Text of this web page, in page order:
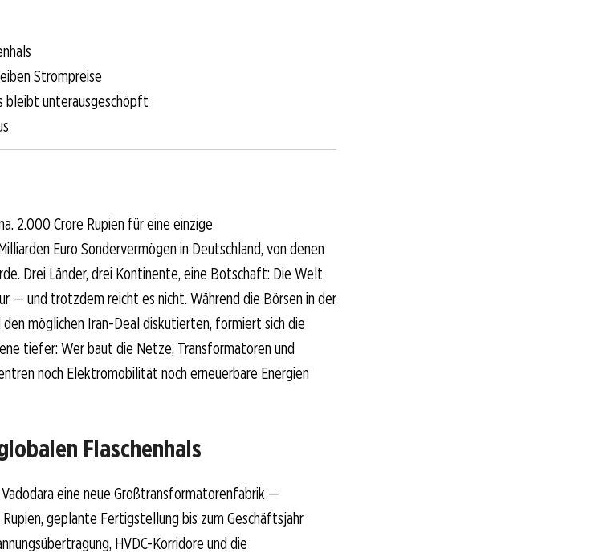
Strompreise
bleibt unterausgeschöpft
2.000 Crore Rupien für eine einzige
Euro Sondervermögen in Deutschland, von denen
Drei Länder, drei Kontinente, eine Botschaft: Die Welt
— und trotzdem reicht es nicht. Während die Börsen in der
möglichen Iran-Deal diskutierten, formiert sich die
tiefer: Wer baut die Netze, Transformatoren und
noch Elektromobilität noch erneuerbare Energien
Flaschenhals
eine neue Großtransformatorenfabrik —
geplante Fertigstellung bis zum Geschäftsjahr
HVDC-Korridore und die